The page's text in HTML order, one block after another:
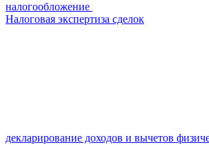
налогообложение
Налоговая экспертиза сделок
декларирование доходов и вычетов